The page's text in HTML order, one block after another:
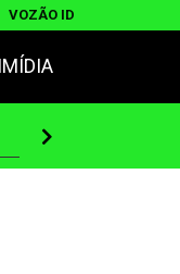
VOZÃO ID